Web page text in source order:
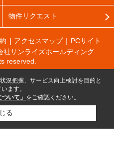
物件リクエスト
アクセスマップ
PCサイト
サンライズホールディング
reserved.
況把握、サービス向上検討を目的と
ます。
いて」 をご確認ください。
る